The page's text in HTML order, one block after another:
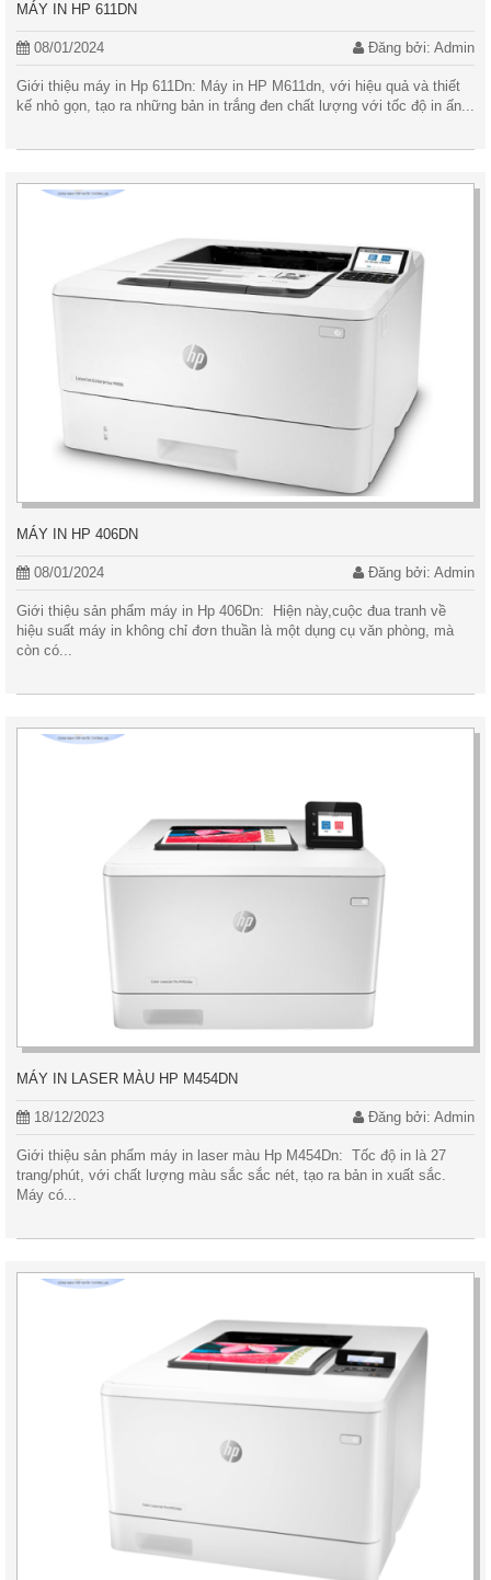
MÁY IN HP 611DN
08/01/2024 Đăng bởi: Admin
Giới thiệu máy in Hp 611Dn: Máy in HP M611dn, với hiệu quả và thiết
kế nhỏ gọn, tạo ra những bản in trắng đen chất lượng với tốc độ in ấn...
MÁY IN HP 406DN
08/01/2024 Đăng bởi: Admin
Giới thiệu sản phẩm máy in Hp 406Dn: Hiện này,cuộc đua tranh về
hiệu suất máy in không chỉ đơn thuần là một dụng cụ văn phòng, mà
còn có...
MÁY IN LASER MÀU HP M454DN
18/12/2023 Đăng bởi: Admin
Giới thiệu sản phẩm máy in laser màu Hp M454Dn: Tốc độ in là 27
trang/phút, với chất lượng màu sắc sắc nét, tạo ra bản in xuất sắc.
Máy có...